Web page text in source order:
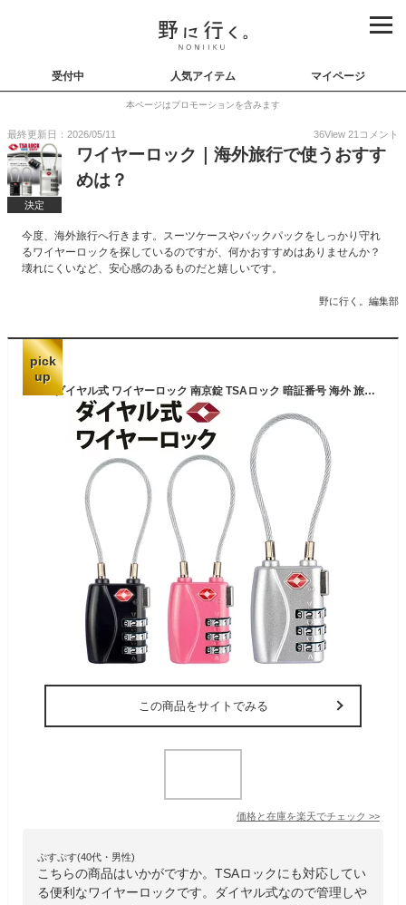
受付中 人気アイテム マイページ
本ページはプロモーションを含みます
最終更新日：2026/05/11 36View 21 コメント
決定
ワイヤーロック｜海外旅行で使うおすす
めは？
今度、海外旅行へ行きます。スーツケースやバックパックをしっかり守れ
るワイヤーロックを探しているのですが、何かおすすめはありませんか？
壊れにくいなど、安心感のあるものだと嬉しいです。
野に行く。編集部
pick
up
TSA ダイヤル式 ワイヤーロック 南京錠 TSAロック 暗証番号 海外 旅行 空港 検査 鍵 盗難防止 スーツケース キャリーケース PR-TSALOCK【メール便対応】
この商品をサイトでみる
価格と在庫を楽天でチェック >>
ぷすぷす(40代・男性)
こちらの商品はいかがですか。TSAロックにも対応してい
る便利なワイヤーロックです。ダイヤル式なので管理しや